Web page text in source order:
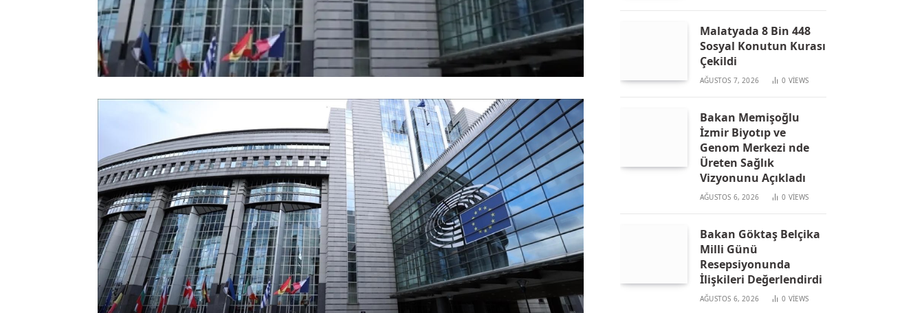
Malatyada 8 Bin 448
Sosyal Konutun Kurası
Çekildi
AĞUSTOS 7, 2026 0 VIEWS
Bakan Memişoğlu
İzmir Biyotıp ve
Genom Merkezi nde
Üreten Sağlık
Vizyonunu Açıkladı
AĞUSTOS 6, 2026 0 VIEWS
Bakan Göktaş Belçika
Milli Günü
Resepsiyonunda
İlişkileri Değerlendirdi
AĞUSTOS 6, 2026 0 VIEWS